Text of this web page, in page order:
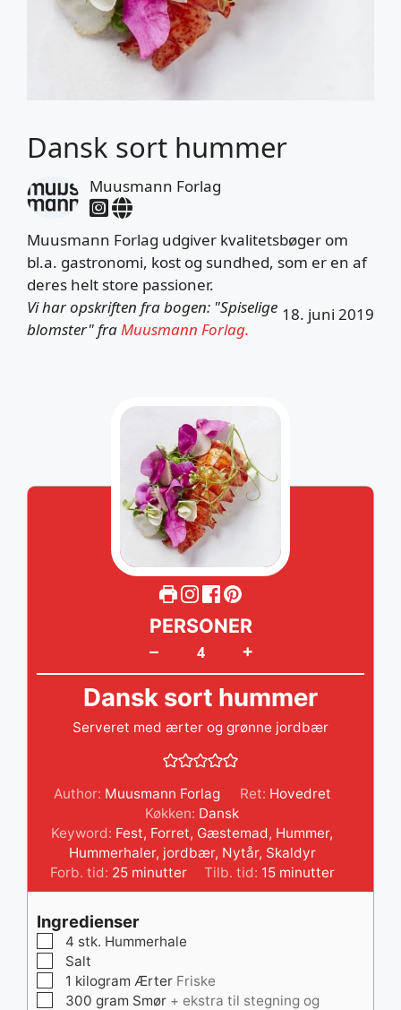
Dansk sort hummer
Muusmann Forlag
Muusmann Forlag udgiver kvalitetsbøger om
bl.a. gastronomi, kost og sundhed, som er en af
deres helt store passioner.
18. juni 2019
Vi har opskriften fra bogen: "Spiselige
blomster" fraMuusmann Forlag.
– +
PERSONER
Dansk sort hummer
Serveret med ærter og grønne jordbær
Author: Muusmann Forlag Ret: Hovedret
Køkken: Dansk
Keyword: Fest, Forret, Gæstemad, Hummer,
Hummerhaler, jordbær, Nytår, Skaldyr
Forb. tid: 25minutter
minutter Tilb. tid: 15minutter
minutter
Ingredienser
▢
4 stk. Hummerhale
▢
Salt
▢1 kilogram Ærter Friske
▢
300 gram Smør + ekstra til stegning og